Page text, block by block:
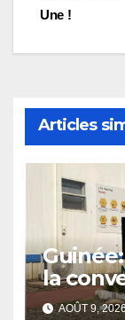
l’article
Une !
Articles
la
société
AOÛT 9,